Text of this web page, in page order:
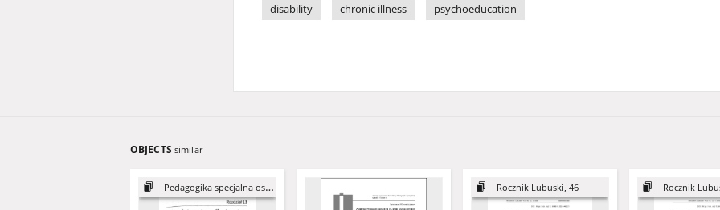
disability
chronic illness psychoeducation
OBJECTS similar
Pedagogika specjalna osób... Rocznik Lubuski, 46 Rocznik